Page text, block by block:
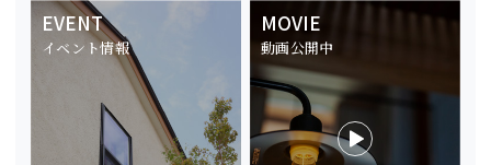
EVENT
イベント情報
MOVIE
動画公開中